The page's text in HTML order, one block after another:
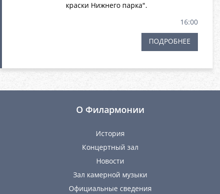
краски Нижнего парка".
16:00
ПОДРОБНЕЕ
О Филармонии
История
Концертный зал
Новости
Зал камерной музыки
Официальные сведения